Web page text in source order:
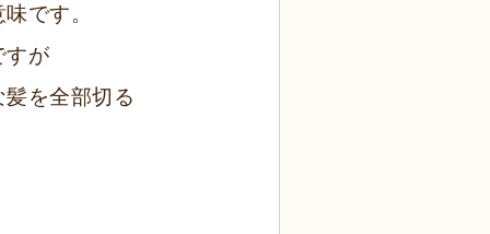
です。
すが
を全部切る